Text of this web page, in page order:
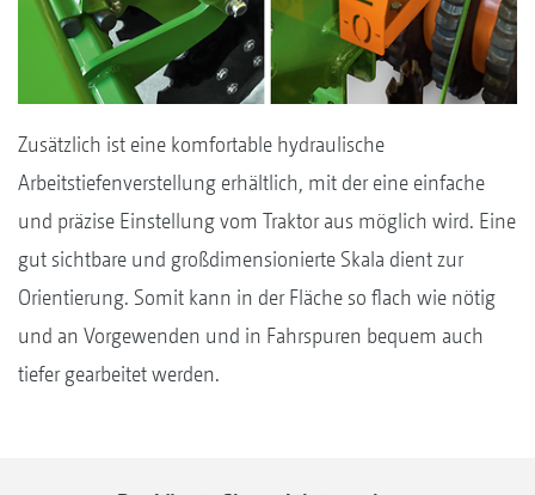
Zusätzlich ist eine komfortable hydraulische
Arbeitstiefenverstellung erhältlich, mit der eine einfache
und präzise Einstellung vom Traktor aus möglich wird. Eine
gut sichtbare und großdimensionierte Skala dient zur
Orientierung. Somit kann in der Fläche so flach wie nötig
und an Vorgewenden und in Fahrspuren bequem auch
tiefer gearbeitet werden.